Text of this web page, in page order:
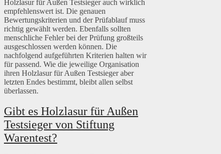
Holzlasur für Außen Testsieger auch wirklich
empfehlenswert ist. Die genauen
Bewertungskriterien und der Prüfablauf muss
richtig gewählt werden. Ebenfalls sollten
menschliche Fehler bei der Prüfung großteils
ausgeschlossen werden können. Die
nachfolgend aufgeführten Kriterien halten wir
für passend. Wie die jeweilige Organisation
ihren Holzlasur für Außen Testsieger aber
letzten Endes bestimmt, bleibt allen selbst
überlassen.
Gibt es Holzlasur für Außen
Testsieger von Stiftung
Warentest?